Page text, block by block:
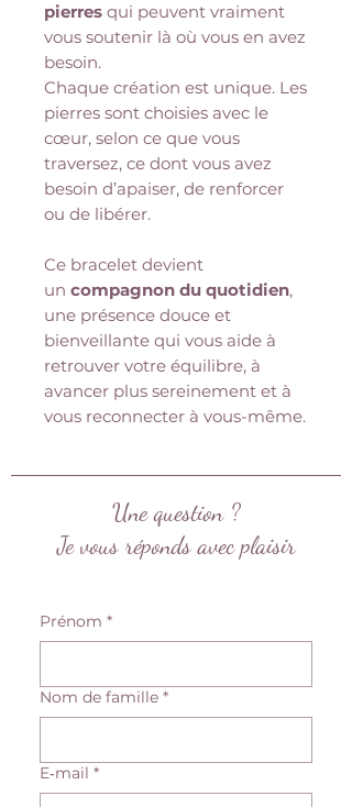
pierres qui peuvent vraiment
vous soutenir là où vous en avez
besoin.
Chaque création est unique. Les
pierres sont choisies avec le
cœur, selon ce que vous
traversez, ce dont vous avez
besoin d’apaiser, de renforcer
ou de libérer.
Ce bracelet devient
un compagnon du quotidien,
une présence douce et
bienveillante qui vous aide à
retrouver votre équilibre, à
avancer plus sereinement et à
vous reconnecter à vous-même.
Une question ?
Je vous réponds avec plaisir
Prénom *
Nom de famille *
E‑mail *